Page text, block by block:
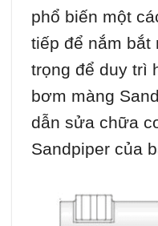
phổ biến một
tiếp để nắm bắt
trọng để duy trì
bơm màng
dẫn sửa chữa
Sandpiper của